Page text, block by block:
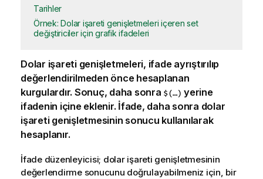
Tarihler
Örnek: Dolar işareti genişletmeleri içeren set
değiştiriciler için grafik ifadeleri
Dolar işareti genişletmeleri, ifade ayrıştırılıp
değerlendirilmeden önce hesaplanan
kurgulardır. Sonuç, daha sonra $(…) yerine
ifadenin içine eklenir. İfade, daha sonra dolar
işareti genişletmesinin sonucu kullanılarak
hesaplanır.
İfade düzenleyicisi; dolar işareti genişletmesinin
değerlendirme sonucunu doğrulayabilmeniz için, bir